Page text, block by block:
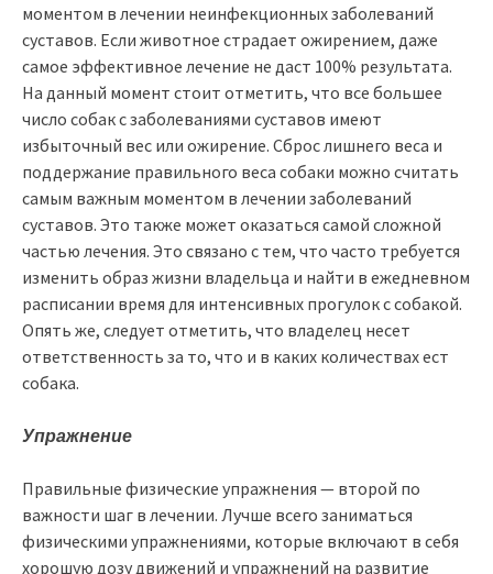
моментом в лечении неинфекционных заболеваний
суставов. Если животное страдает ожирением, даже
самое эффективное лечение не даст 100% результата.
На данный момент стоит отметить, что все большее
число собак с заболеваниями суставов имеют
избыточный вес или ожирение. Сброс лишнего веса и
поддержание правильного веса собаки можно считать
самым важным моментом в лечении заболеваний
суставов. Это также может оказаться самой сложной
частью лечения. Это связано с тем, что часто требуется
изменить образ жизни владельца и найти в ежедневном
расписании время для интенсивных прогулок с собакой.
Опять же, следует отметить, что владелец несет
ответственность за то, что и в каких количествах ест
собака.
Упражнение
Правильные физические упражнения — второй по
важности шаг в лечении. Лучше всего заниматься
физическими упражнениями, которые включают в себя
хорошую дозу движений и упражнений на развитие